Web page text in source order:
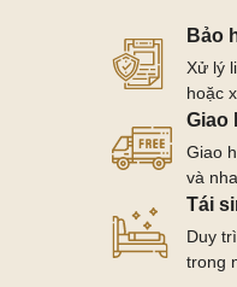
Bảo
Xử lý
hoặc
Giao
Giao
và
Tái
Duy
trong